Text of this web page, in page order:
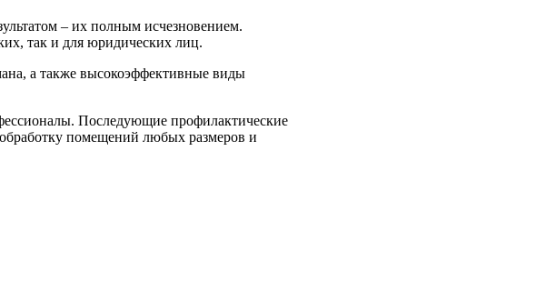
– их полным исчезновением.
так и для юридических лиц.
а также высокоэффективные виды
Последующие профилактические
помещений любых размеров и